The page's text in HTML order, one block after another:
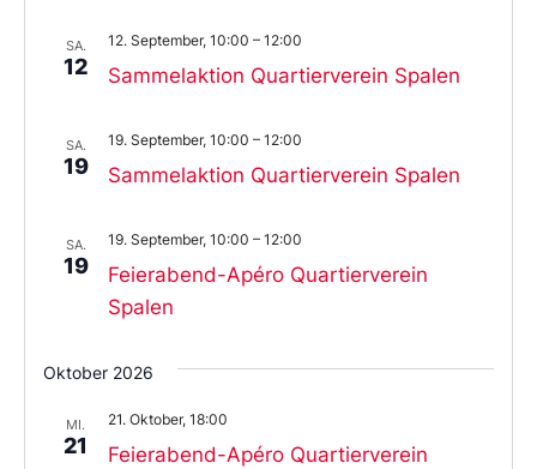
SA.
12 Sammelaktion Quartierverein Spalen
12. September, 10:00 – 12:00
SA.
19 Sammelaktion Quartierverein Spalen
19. September, 10:00 – 12:00
SA.
19
Feierabend-Apéro Quartierverein
Spalen
19. September, 10:00 – 12:00
Oktober 2026
MI.
21
Feierabend-Apéro Quartierverein
21. Oktober, 18:00